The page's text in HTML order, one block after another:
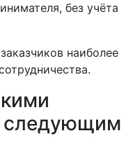
без учёта
наиболее
следующим